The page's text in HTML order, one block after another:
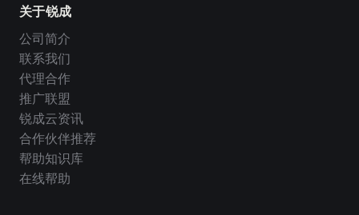
关于锐成
公司简介
联系我们
代理合作
推广联盟
锐成云资讯
合作伙伴推荐
帮助知识库
在线帮助